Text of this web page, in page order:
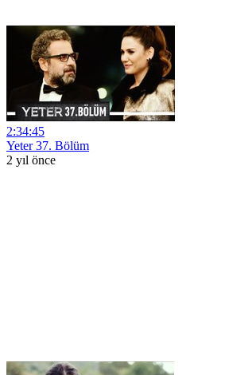
2:34:45
Yeter 37. Bölüm
2 yıl önce